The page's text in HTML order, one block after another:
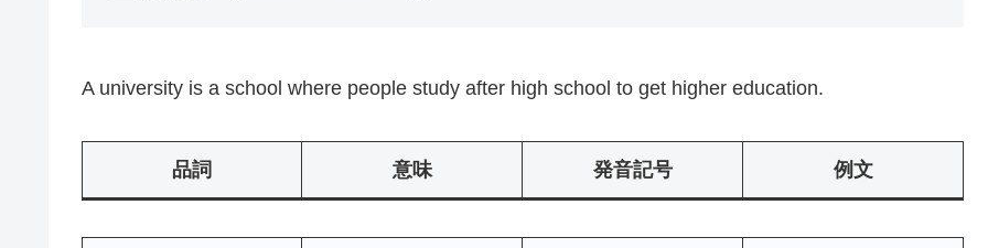
A university is a school where people study after high school to get higher education.
品詞 意味 発音記号 例文